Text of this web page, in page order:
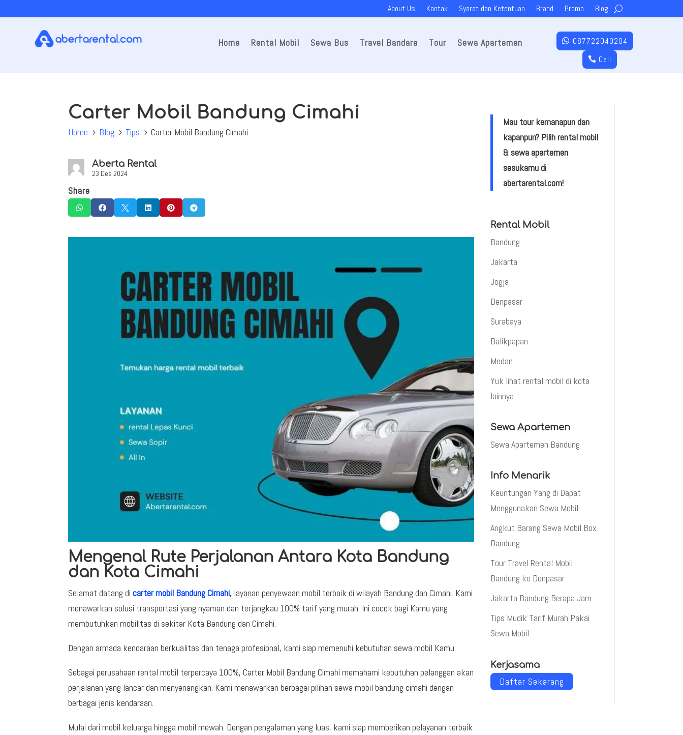
About Us Kontak Syarat dan Ketentuan Brand Promo Blog
Home Rental Mobil Sewa Bus Travel Bandara Tour Sewa Apartemen
087722040204
Call
Carter Mobil Bandung Cimahi
Home 5 Blog 5 Tips 5 Carter Mobil Bandung Cimahi
Aberta Rental
23 Des 2024
Share
     
Mengenal Rute Perjalanan Antara Kota Bandung
dan Kota Cimahi
Selamat datang dicarter mobil Bandung Cimahi, layanan penyewaan mobil terbaik di wilayah Bandung dan Cimahi. Kami
menawarkan solusi transportasi yang nyaman dan terjangkau 100% tarif yang murah. Ini cocok bagi Kamu yang
membutuhkan mobilitas di sekitar Kota Bandung dan Cimahi.
Dengan armada kendaraan berkualitas dan tenaga profesional, kami siap memenuhi kebutuhan sewa mobil Kamu.
Sebagai perusahaan rental mobil terpercaya 100%, Carter Mobil Bandung Cimahi memahami kebutuhan pelanggan akan
perjalanan yang lancar dan menyenangkan. Kami menawarkan berbagai pilihan sewa mobil bandung cimahi dengan
berbagai jenis kendaraan.
Mulai dari mobil keluarga hingga mobil mewah. Dengan pengalaman yang luas, kami siap memberikan pelayanan terbaik
Mau tour kemanapun dan
kapanpun? Pilih rental mobil
& sewa apartemen
sesukamu di
abertarental.com!
Rental Mobil
Bandung
Jakarta
Jogja
Denpasar
Surabaya
Balikpapan
Medan
Yuk lihat rental mobil di kota
lainnya
Sewa Apartemen
Sewa Apartemen Bandung
Info Menarik
Keuntungan Yang di Dapat
Menggunakan Sewa Mobil
Angkut Barang Sewa Mobil Box
Bandung
Tour Travel Rental Mobil
Bandung ke Denpasar
Jakarta Bandung Berapa Jam
Tips Mudik Tarif Murah Pakai
Sewa Mobil
Kerjasama
Daftar Sekarang